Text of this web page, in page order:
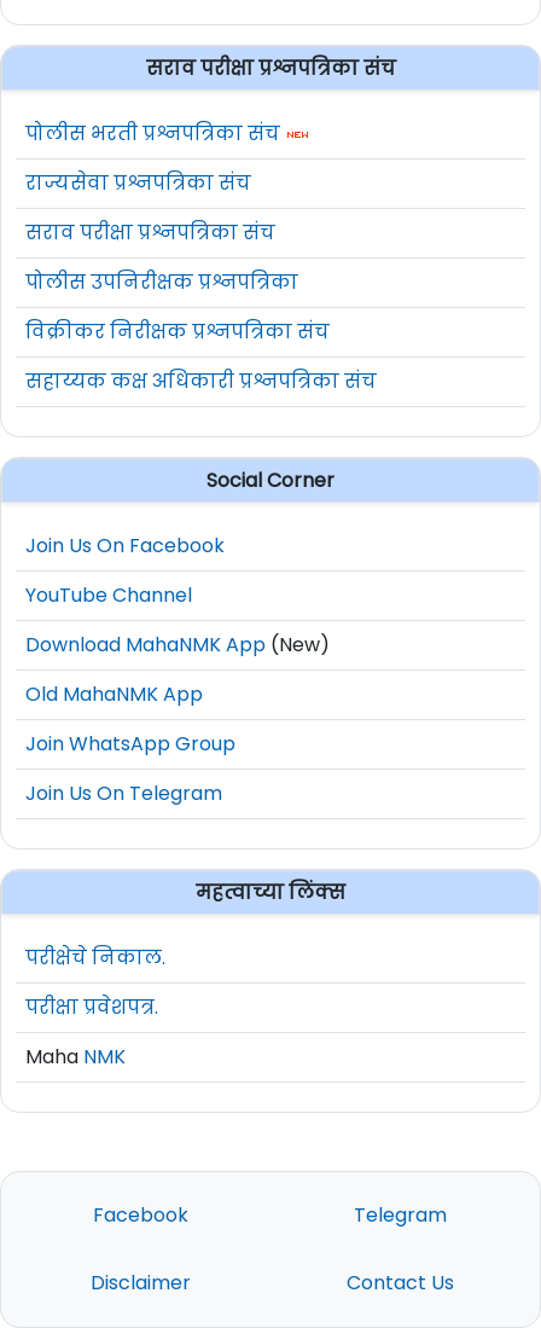
सराव परीक्षा प्रश्नपत्रिका संच
पोलीस भरती प्रश्नपत्रिका संच
राज्यसेवा प्रश्नपत्रिका संच
सराव परीक्षा प्रश्नपत्रिका संच
पोलीस उपनिरीक्षक प्रश्नपत्रिका
विक्रीकर निरीक्षक प्रश्नपत्रिका संच
सहाय्यक कक्ष अधिकारी प्रश्नपत्रिका संच
Social Corner
Join Us On Facebook
YouTube Channel
Download MahaNMK App (New)
Old MahaNMK App
Join WhatsApp Group
Join Us On Telegram
महत्वाच्या लिंक्स
परीक्षेचे निकाल.
परीक्षा प्रवेशपत्र.
Maha NMK
Facebook Telegram
Disclaimer Contact Us